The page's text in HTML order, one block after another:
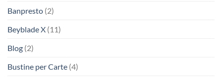
Banpresto (2)
Beyblade X (11)
Blog (2)
Bustine per Carte (4)